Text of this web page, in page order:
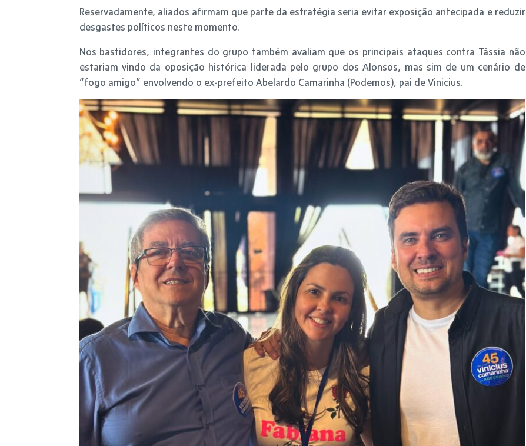
Reservadamente, aliados afirmam que parte da estratégia seria evitar exposição antecipada e reduzir
desgastes políticos neste momento.
Nos bastidores, integrantes do grupo também avaliam que os principais ataques contra Tássia não
estariam vindo da oposição histórica liderada pelo grupo dos Alonsos, mas sim de um cenário de
“fogo amigo” envolvendo o ex-prefeito Abelardo Camarinha (Podemos), pai de Vinicius.